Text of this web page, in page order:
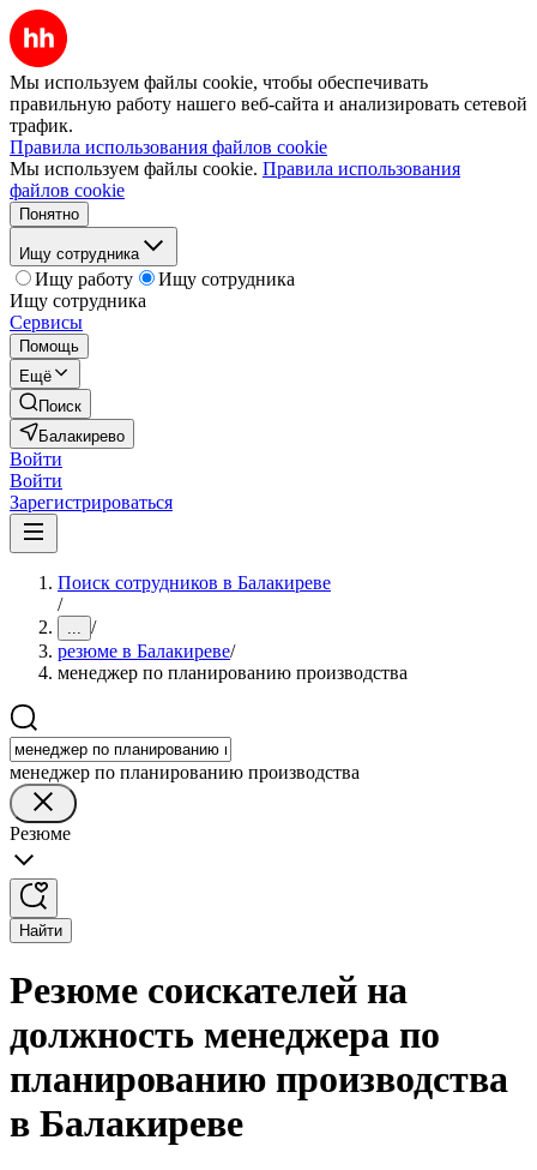
Мы используем файлы cookie, чтобы обеспечивать
правильную работу нашего веб-сайта и анализировать сетевой
трафик.
Правила использования файлов cookie
Мы используем файлы cookie. Правила использования
файлов cookie
Понятно
Ищу сотрудника
Ищу работу
Ищу сотрудника
Ищу сотрудника
Сервисы
Помощь
Ещё
Поиск
Балакирево
Войти
Войти
Зарегистрироваться
Поиск сотрудников в Балакиреве
/
... /
резюме в Балакиреве/
менеджер по планированию производства
менеджер по планированию производства
Резюме
Найти
Резюме соискателей на
должность менеджера по
планированию производства
в Балакиреве